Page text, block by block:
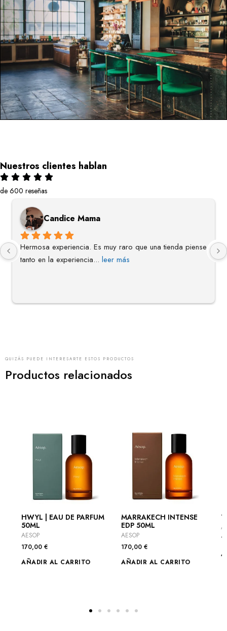
Nuestros clientes hablan
de 600 reseñas
Candice Mama
Hermosa experiencia. Es muy raro que una tienda piense
tanto en la experiencia... leer más
QUIZÁS PUEDE INTERESARTE ESTOS PRODUCTOS
Productos relacionados
HWYL | EAU DE PARFUM
50ML
AESOP
170,00 €
AÑADIR AL CARRITO
MARRAKECH INTENSE
EDP 50ML
AESOP
170,00 €
AÑADIR AL CARRITO